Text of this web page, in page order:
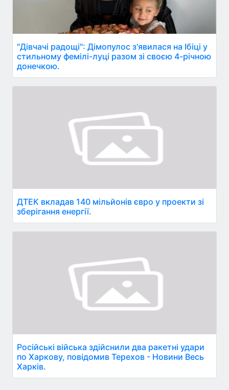
"Дівчачі радощі": Дімопулос з'явилася на Ібіці у
стильному фемілі-луці разом зі своєю 4-річною
донечкою.
ДТЕК вкладав 140 мільйонів євро у проекти зі
зберігання енергії.
Російські війська здійснили два ракетні удари
по Харкову, повідомив Терехов - Новини Весь
Харків.